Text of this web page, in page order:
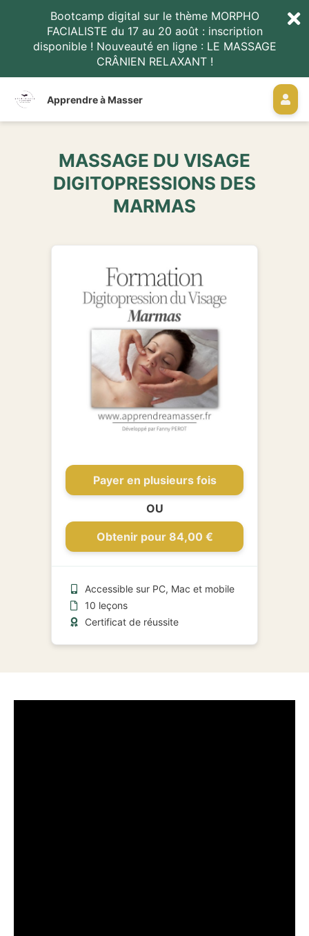
Bootcamp digital sur le thème MORPHO
FACIALISTE du 17 au 20 août : inscription
disponible ! Nouveauté en ligne : LE MASSAGE
CRÂNIEN RELAXANT !
Apprendre à Masser
MASSAGE DU VISAGE
DIGITOPRESSIONS DES
MARMAS
Payer en plusieurs fois
OU
Obtenir pour 84,00 €
Accessible sur PC, Mac et mobile
10 leçons
Certificat de réussite